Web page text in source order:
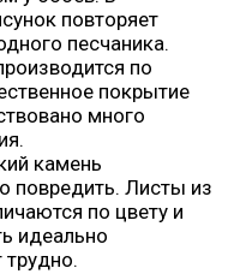
повторяет
песчаника.
по
покрытие
много
камень
повредить. Листы из
по цвету и
идеально